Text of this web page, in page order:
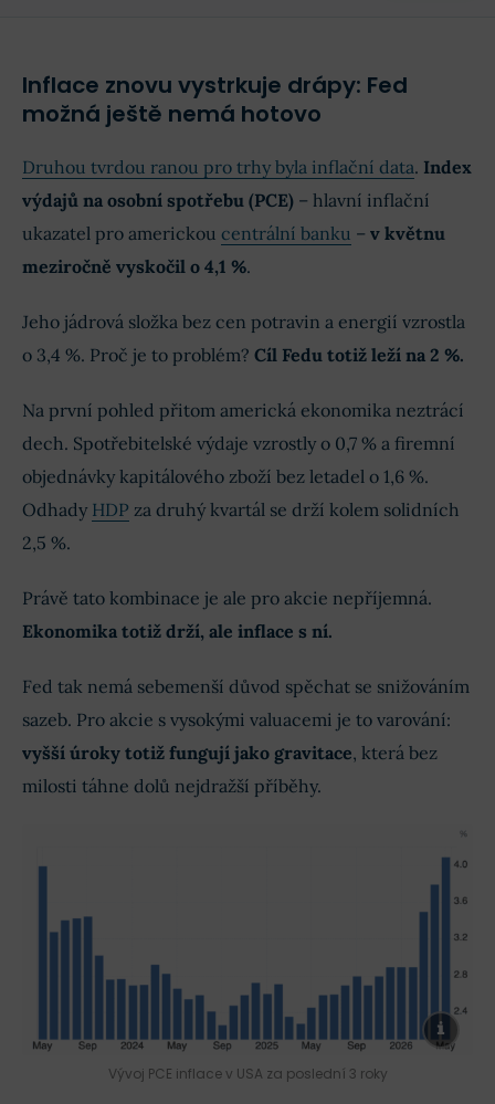
Inflace znovu vystrkuje drápy: Fed
možná ještě nemá hotovo
Druhou tvrdou ranou pro trhy byla inflační data. Index
výdajů na osobní spotřebu (PCE) – hlavní inflační
ukazatel pro americkou centrální banku – v květnu
meziročně vyskočil o 4,1 %.
Jeho jádrová složka bez cen potravin a energií vzrostla
o 3,4 %. Proč je to problém? Cíl Fedu totiž leží na 2 %.
Na první pohled přitom americká ekonomika neztrácí
dech. Spotřebitelské výdaje vzrostly o 0,7 % a firemní
objednávky kapitálového zboží bez letadel o 1,6 %.
Odhady HDP za druhý kvartál se drží kolem solidních
2,5 %.
Právě tato kombinace je ale pro akcie nepříjemná.
Ekonomika totiž drží, ale inflace s ní.
Fed tak nemá sebemenší důvod spěchat se snižováním
sazeb. Pro akcie s vysokými valuacemi je to varování:
vyšší úroky totiž fungují jako gravitace, která bez
milosti táhne dolů nejdražší příběhy.
Vývoj PCE inflace v USA za poslední 3 roky